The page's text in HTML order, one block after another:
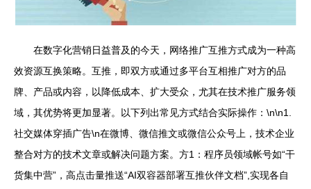
在数字化营销日益普及的今天，网络推广互推方式成为一种高
效资源互换策略。互推，即双方或通过多平台互相推广对方的品
牌、产品或内容，以降低成本、扩大受众，尤其在技术推广服务领
域，其优势将更加显著。以下列出常见方式结合实际操作：\n\n1.
社交媒体穿插广告\n在微博、微信推文或微信公众号上，技术企业
整合对方的技术文章或解决问题方案。方1：程序员领域帐号如“干
货集中营”，高点击量推送“AI双容器部署互推伙伴文档”,实现各自